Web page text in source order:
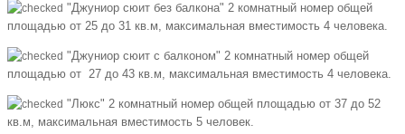
"Джуниор сюит без балкона" 2 комнатный номер общей
площадью от 25 до 31 кв.м, максимальная вместимость 4 человека.
"Джуниор сюит с балконом" 2 комнатный номер общей
площадью от 27 до 43 кв.м, максимальная вместимость 4 человека.
"Люкс" 2 комнатный номер общей площадью от 37 до 52
кв.м, максимальная вместимость 5 человек.